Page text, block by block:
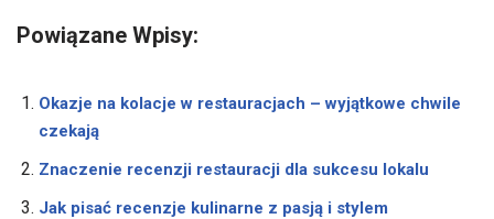
Powiązane Wpisy:
Okazje na kolacje w restauracjach – wyjątkowe chwile
czekają
Znaczenie recenzji restauracji dla sukcesu lokalu
Jak pisać recenzje kulinarne z pasją i stylem